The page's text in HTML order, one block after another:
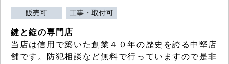
販売可 工事・取付可
鍵と錠の専門店
当店は信用で築いた創業４０年の歴史を誇る中堅店
舗です。防犯相談など無料で行っていますので是非